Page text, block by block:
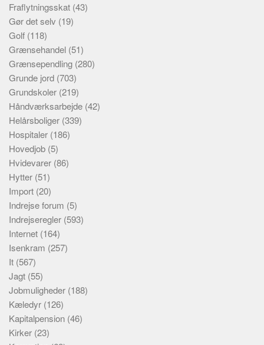
Fraflytningsskat (43)
Gør det selv (19)
Golf (118)
Grænsehandel (51)
Grænsependling (280)
Grunde jord (703)
Grundskoler (219)
Håndværksarbejde (42)
Helårsboliger (339)
Hospitaler (186)
Hovedjob (5)
Hvidevarer (86)
Hytter (51)
Import (20)
Indrejse forum (5)
Indrejseregler (593)
Internet (164)
Isenkram (257)
It (567)
Jagt (55)
Jobmuligheder (188)
Kæledyr (126)
Kapitalpension (46)
Kirker (23)